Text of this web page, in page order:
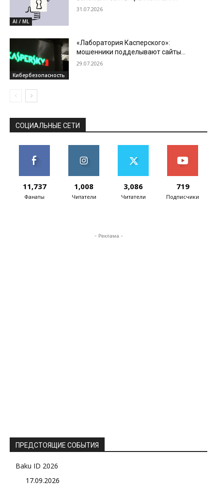
AI / ML
31.07.2026
Кибербезопасность
«Лаборатория Касперского»:
мошенники подделывают сайты
зарубежных операторов связи в сезон
29.07.2026
СОЦИАЛЬНЫЕ СЕТИ
11,737
Фанаты
1,008
Читатели
3,086
Читатели
719
Подписчики
- Реклама -
ПРЕДСТОЯЩИЕ СОБЫТИЯ
Baku ID 2026
17.09.2026